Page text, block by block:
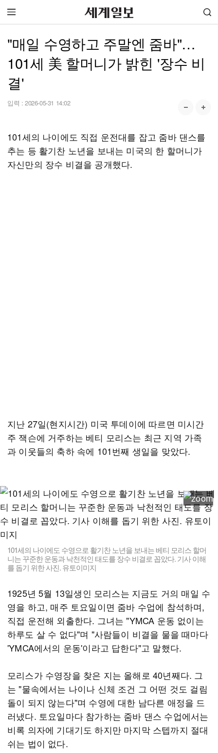
"매일 수영하고 주말엔 줌바"…
101세 美 할머니가 밝힌 '장수 비
결'
입력 : 2026-05-31 14:02
101세의 나이에도 직접 운전대를 잡고 줌바 댄스를
추는 등 활기찬 노년을 보내는 미국의 한 할머니가
자신만의 장수 비결을 공개했다.
지난 27일(현지시간) 미국 투데이에 따르면 미시간
주 잭슨에 거주하는 베티 모리스는 최근 지역 가족
과 이웃들의 축하 속에 101번째 생일을 맞았다.
101세의 나이에도 수영으로 활기찬 노년을 보내는 베티 모리스 할머
니는 꾸준한 운동과 낙천적인 태도를 장수 비결로 꼽았다. 기사 이해
를 돕기 위한 사진. 유토이미지
1925년 5월 13일생인 모리스는 지금도 거의 매일 수
영을 하고, 매주 토요일이면 줌바 수업에 참석하며,
직접 운전해 외출한다. 그녀는 "YMCA 운동 없이는
하루도 살 수 없다"며 "사람들이 비결을 물을 때마다
'YMCA에서의 운동'이라고 답한다"고 말했다.
모리스가 수영장을 찾은 지는 올해로 40년째다. 그
는 "물속에서는 나이나 신체 조건 그 어떤 것도 걸림
돌이 되지 않는다"며 수영에 대한 남다른 애정을 드
러냈다. 토요일마다 참가하는 줌바 댄스 수업에서는
비록 의자에 기대기도 하지만 마지막 스텝까지 절대
쉬는 법이 없다.